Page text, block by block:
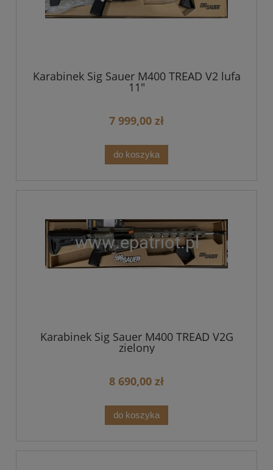
Karabinek Sig Sauer M400 TREAD V2 lufa
11"
7 999,00 zł
do koszyka
Karabinek Sig Sauer M400 TREAD V2G
zielony
8 690,00 zł
do koszyka